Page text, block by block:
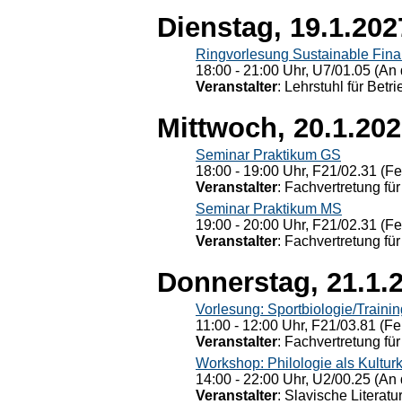
Dienstag,
Ringvorlesung Sustainable
18:00 - 21:00 Uhr, U7/01.05
Veranstalter: Lehrstuhl für
Mittwoch,
Seminar Praktikum GS
18:00 - 19:00 Uhr, F21/02.31
Veranstalter: Fachvertretung
Seminar Praktikum MS
19:00 - 20:00 Uhr, F21/02.31
Veranstalter: Fachvertretung
Donnerstag,
Vorlesung: Sportbiologie/
11:00 - 12:00 Uhr, F21/03.81
Veranstalter: Fachvertretung
Workshop: Philologie als
14:00 - 22:00 Uhr, U2/00.25
Veranstalter: Slavische